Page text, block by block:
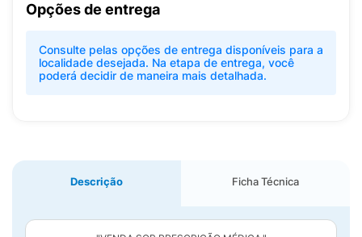
Opções de entrega
Consulte pelas opções de entrega disponíveis para a
localidade desejada. Na etapa de entrega, você
poderá decidir de maneira mais detalhada.
Descrição Ficha Técnica